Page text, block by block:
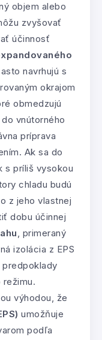
objem alebo
zvyšovať
účinnosť
navrhujú s
okrajom
obmedzujú
vnútorného
príprava
Ak sa do
s príliš vysokou
chladu budú
z jeho vlastnej
dobu účinnej
, primeraný
izolácia z EPS
režimu.
výhodou, že
umožňuje
podľa